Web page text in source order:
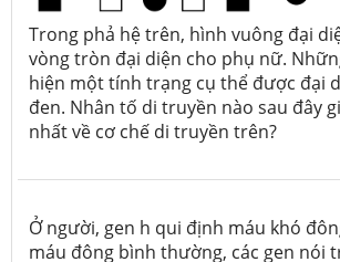
Trong phả hệ trên, hình vuông đại
vòng tròn đại diện cho phụ nữ.
hiện một tính trạng cụ thể được đại
đen. Nhân tố di truyền nào sau đây
nhất về cơ chế di truyền trên?
Ở người, gen h qui định máu khó
máu đông bình thường, các gen nói